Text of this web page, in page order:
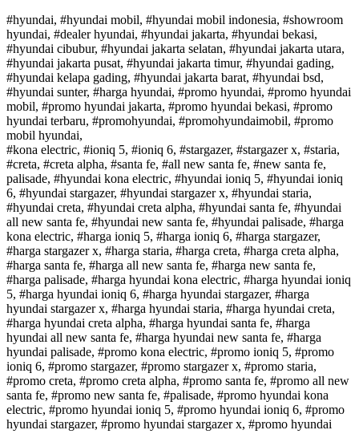
#hyundai, #hyundai mobil, #hyundai mobil indonesia, #showroom
hyundai, #dealer hyundai, #hyundai jakarta, #hyundai bekasi,
#hyundai cibubur, #hyundai jakarta selatan, #hyundai jakarta utara,
#hyundai jakarta pusat, #hyundai jakarta timur, #hyundai gading,
#hyundai kelapa gading, #hyundai jakarta barat, #hyundai bsd,
#hyundai sunter, #harga hyundai, #promo hyundai, #promo hyundai
mobil, #promo hyundai jakarta, #promo hyundai bekasi, #promo
hyundai terbaru, #promohyundai, #promohyundaimobil, #promo
mobil hyundai,
#kona electric, #ioniq 5, #ioniq 6, #stargazer, #stargazer x, #staria,
#creta, #creta alpha, #santa fe, #all new santa fe, #new santa fe,
palisade, #hyundai kona electric, #hyundai ioniq 5, #hyundai ioniq
6, #hyundai stargazer, #hyundai stargazer x, #hyundai staria,
#hyundai creta, #hyundai creta alpha, #hyundai santa fe, #hyundai
all new santa fe, #hyundai new santa fe, #hyundai palisade, #harga
kona electric, #harga ioniq 5, #harga ioniq 6, #harga stargazer,
#harga stargazer x, #harga staria, #harga creta, #harga creta alpha,
#harga santa fe, #harga all new santa fe, #harga new santa fe,
#harga palisade, #harga hyundai kona electric, #harga hyundai ioniq
5, #harga hyundai ioniq 6, #harga hyundai stargazer, #harga
hyundai stargazer x, #harga hyundai staria, #harga hyundai creta,
#harga hyundai creta alpha, #harga hyundai santa fe, #harga
hyundai all new santa fe, #harga hyundai new santa fe, #harga
hyundai palisade, #promo kona electric, #promo ioniq 5, #promo
ioniq 6, #promo stargazer, #promo stargazer x, #promo staria,
#promo creta, #promo creta alpha, #promo santa fe, #promo all new
santa fe, #promo new santa fe, #palisade, #promo hyundai kona
electric, #promo hyundai ioniq 5, #promo hyundai ioniq 6, #promo
hyundai stargazer, #promo hyundai stargazer x, #promo hyundai